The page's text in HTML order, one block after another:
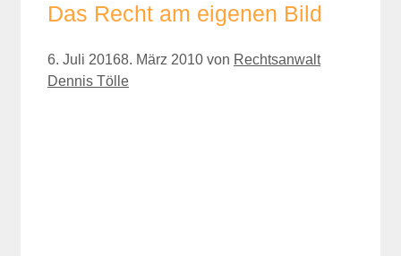
Das Recht am eigenen Bild
6. Juli 20168. März 2010 von Rechtsanwalt
Dennis Tölle